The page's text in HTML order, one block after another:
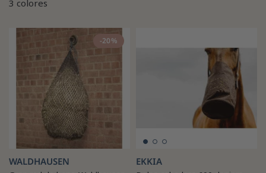
3 colores
-20%
WALDHAUSEN EKKIA